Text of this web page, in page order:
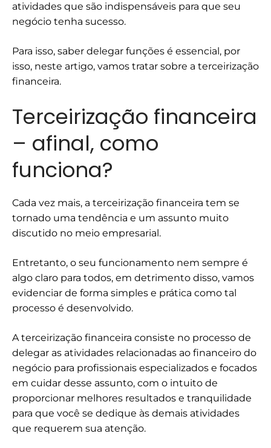
atividades que são indispensáveis para que seu
negócio tenha sucesso.
Para isso, saber delegar funções é essencial, por
isso, neste artigo, vamos tratar sobre a terceirização
financeira.
Terceirização financeira
– afinal, como
funciona?
Cada vez mais, a terceirização financeira tem se
tornado uma tendência e um assunto muito
discutido no meio empresarial.
Entretanto, o seu funcionamento nem sempre é
algo claro para todos, em detrimento disso, vamos
evidenciar de forma simples e prática como tal
processo é desenvolvido.
A terceirização financeira consiste no processo de
delegar as atividades relacionadas ao financeiro do
negócio para profissionais especializados e focados
em cuidar desse assunto, com o intuito de
proporcionar melhores resultados e tranquilidade
para que você se dedique às demais atividades
que requerem sua atenção.